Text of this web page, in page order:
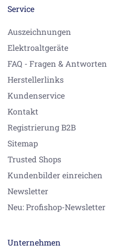
Service
Auszeichnungen
Elektroaltgeräte
FAQ - Fragen & Antworten
Herstellerlinks
Kundenservice
Kontakt
Registrierung B2B
Sitemap
Trusted Shops
Kundenbilder einreichen
Newsletter
Neu: Profishop-Newsletter
Unternehmen